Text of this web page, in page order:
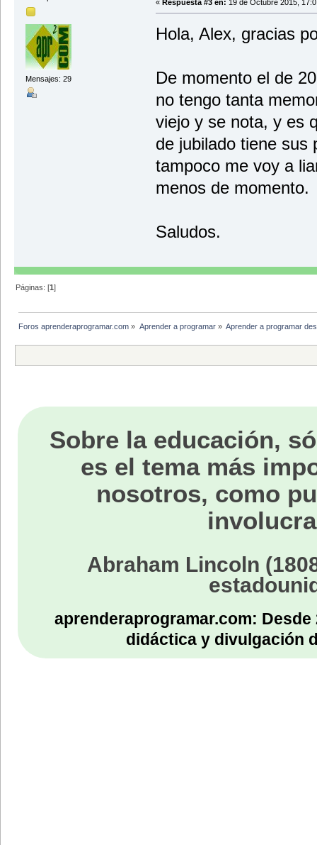
Mensajes: 29
« Respuesta #3 en: 19 de Octubre 2015,
Hola, Alex, gracias
De momento el de
no tengo tanta
viejo y se nota, y es
de jubilado tiene sus
tampoco me voy a
menos de momento.
Saludos.
Páginas: [1]
Foros aprenderaprogramar.com » Aprender a programar» Aprender a programar
Sobre la educación,
es el tema más
nosotros, como
Abraham Lincoln
aprenderaprogramar.com:
didáctica y divulgación